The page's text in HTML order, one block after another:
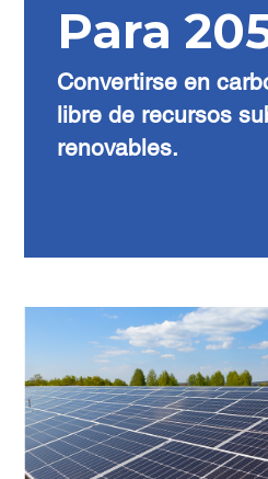
Para
Convertirse en
libre de recursos
renovables.